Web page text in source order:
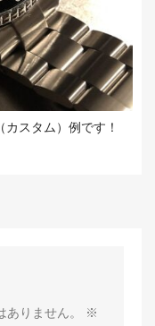
スタム）例です！
りません。
※